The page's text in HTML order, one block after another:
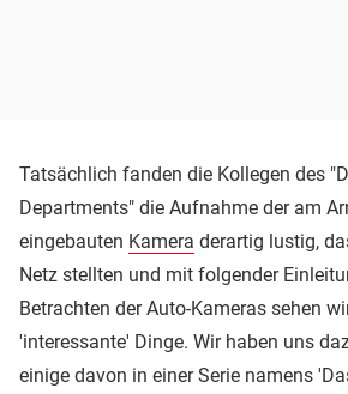
Tatsächlich fanden die Kollegen des
Departments" die Aufnahme der am
eingebauten Kamera derartig lustig,
Netz stellten und mit folgender
Betrachten der Auto-Kameras sehen
'interessante' Dinge. Wir haben uns
einige davon in einer Serie namens